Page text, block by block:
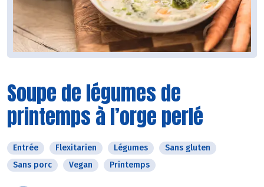
Soupe de légumes de
printemps à l’orge perlé
Entrée Flexitarien Légumes
Sans gluten
Sans porc
Vegan Printemps